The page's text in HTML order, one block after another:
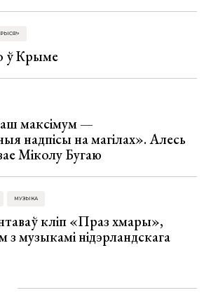
ў Крыме
максімум —
надпісы на магілах». Алесь
Міколу Бугаю
МУЗЫКА
кліп «Праз хмары»,
з музыкамі нідэрландскага